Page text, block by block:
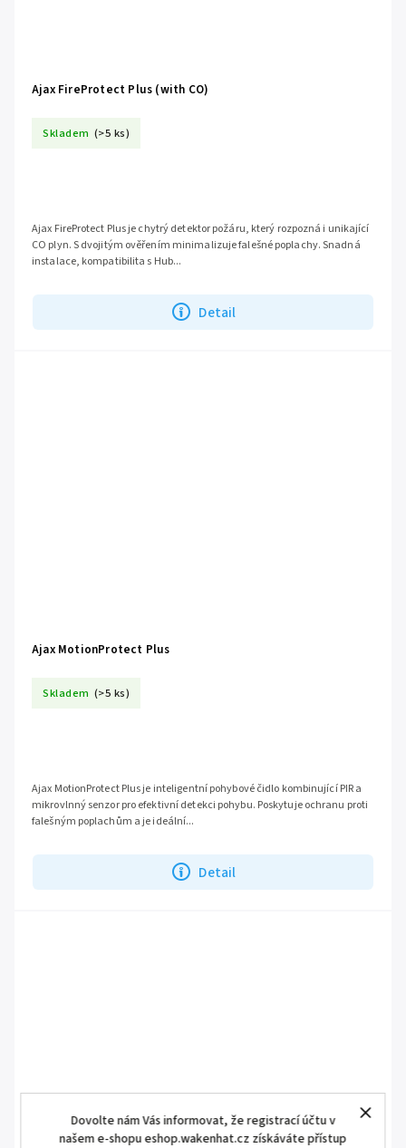
Dovolte nám Vás informovat, že registrací účtu v
našem e-shopu eshop.wakenhat.cz získáváte přístup
Ajax FireProtect Plus (with CO)
Skladem (>5 ks)
Detail
Ajax FireProtect Plus je chytrý detektor požáru, který rozpozná i unikající
CO plyn. S dvojitým ověřením minimalizuje falešné poplachy. Snadná
instalace, kompatibilita s Hub...
Ajax MotionProtect Plus
Skladem (>5 ks)
Detail
Ajax MotionProtect Plus je inteligentní pohybové čidlo kombinující PIR a
mikrovlnný senzor pro efektivní detekci pohybu. Poskytuje ochranu proti
falešným poplachům a je ideální...